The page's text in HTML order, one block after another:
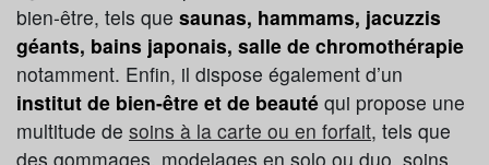
bien-être, tels que saunas, hammams, jacuzzis
géants, bains japonais, salle de chromothérapie
notamment. Enfin, il dispose également d’un
institut de bien-être et de beauté qui propose une
multitude de soins à la carte ou en forfait, tels que
des gommages, modelages en solo ou duo, soins